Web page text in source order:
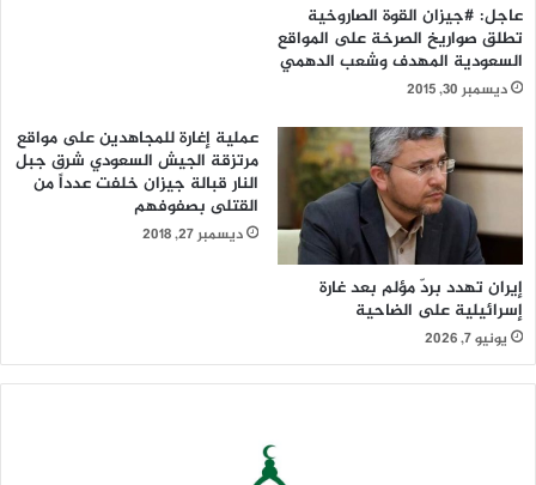
عاجل: #جيزان القوة الصاروخية
تطلق صواريخ الصرخة على المواقع
السعودية المهدف وشعب الدهمي
ديسمبر 30, 2015
إيران تهدد بردّ مؤلم بعد غارة
إسرائيلية على الضاحية
يونيو 7, 2026
عملية إغارة للمجاهدين على مواقع
مرتزقة الجيش السعودي شرق جبل
النار قبالة جيزان خلفت عدداً من
القتلى بصفوفهم
ديسمبر 27, 2018